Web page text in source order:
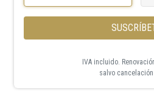
IVA incluido.
salvo